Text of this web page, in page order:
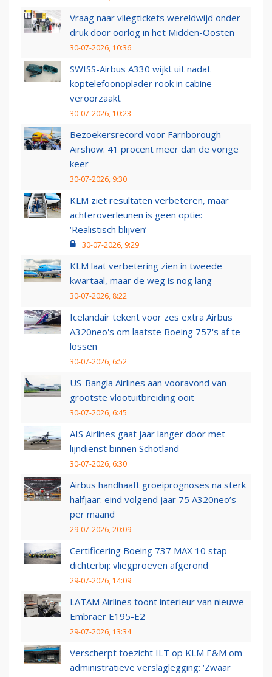
Vraag naar vliegtickets wereldwijd onder
druk door oorlog in het Midden-Oosten
30-07-2026, 10:36
SWISS-Airbus A330 wijkt uit nadat
koptelefoonoplader rook in cabine
veroorzaakt
30-07-2026, 10:23
Bezoekersrecord voor Farnborough
Airshow: 41 procent meer dan de vorige
keer
30-07-2026, 9:30
KLM ziet resultaten verbeteren, maar
achteroverleunen is geen optie:
‘Realistisch blijven’
30-07-2026, 9:29
KLM laat verbetering zien in tweede
kwartaal, maar de weg is nog lang
30-07-2026, 8:22
Icelandair tekent voor zes extra Airbus
A320neo's om laatste Boeing 757's af te
lossen
30-07-2026, 6:52
US-Bangla Airlines aan vooravond van
grootste vlootuitbreiding ooit
30-07-2026, 6:45
AIS Airlines gaat jaar langer door met
lijndienst binnen Schotland
30-07-2026, 6:30
Airbus handhaaft groeiprognoses na sterk
halfjaar: eind volgend jaar 75 A320neo’s
per maand
29-07-2026, 20:09
Certificering Boeing 737 MAX 10 stap
dichterbij: vliegproeven afgerond
29-07-2026, 14:09
LATAM Airlines toont interieur van nieuwe
Embraer E195-E2
29-07-2026, 13:34
Verscherpt toezicht ILT op KLM E&M om
administratieve verslaglegging: ‘Zwaar